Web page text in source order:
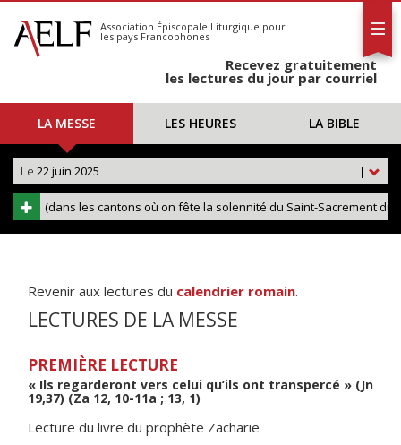
S'abonner
Calendrier
Association Épiscopale Liturgique pour
les pays Francophones
Recevez gratuitement
les lectures du jour par courriel
LA MESSE LES HEURES LA BIBLE
|
Le 22 juin 2025
Revenir aux lectures du calendrier romain.
LECTURES DE LA MESSE
PREMIÈRE LECTURE
« Ils regarderont vers celui qu’ils ont transpercé » (Jn
19,37) (Za 12, 10-11a ; 13, 1)
Lecture du livre du prophète Zacharie